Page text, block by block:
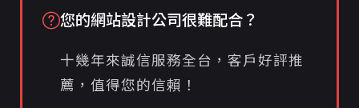
您的網站設計公司很難配合？
十幾年來誠信服務全台，客戶好評推
薦，值得您的信賴！